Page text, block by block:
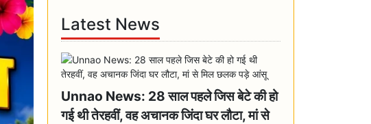
Latest News
Unnao News: 28 साल पहले जिस बेटे की हो
गई थी तेरहवीं, वह अचानक जिंदा घर लौटा, मां से